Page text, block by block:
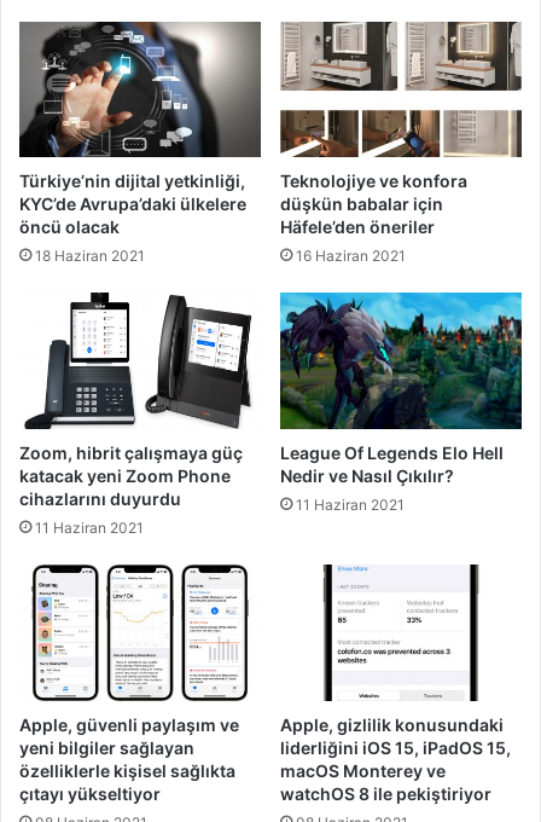
Türkiye’nin dijital yetkinliği,
KYC’de Avrupa’daki ülkelere
öncü olacak
18 Haziran 2021
Teknolojiye ve konfora
düşkün babalar için
Häfele’den öneriler
16 Haziran 2021
Zoom, hibrit çalışmaya güç
katacak yeni Zoom Phone
cihazlarını duyurdu
11 Haziran 2021
League Of Legends Elo Hell
Nedir ve Nasıl Çıkılır?
11 Haziran 2021
Apple, güvenli paylaşım ve
yeni bilgiler sağlayan
özelliklerle kişisel sağlıkta
çıtayı yükseltiyor
Apple, gizlilik konusundaki
liderliğini iOS 15, iPadOS 15,
macOS Monterey ve
watchOS 8 ile pekiştiriyor